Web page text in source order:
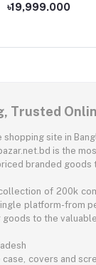
৳19,999.000
Trusted
shopping site in
is the
branded
of 200k
platform-from
to the
covers and